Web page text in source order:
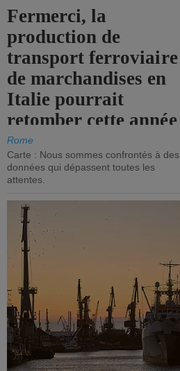
Fermerci, la
production de
transport ferroviaire
de marchandises en
Italie pourrait
retomber cette année
aux niveaux de 2015.
Rome
Carte : Nous sommes confrontés à des
données qui dépassent toutes les
attentes.